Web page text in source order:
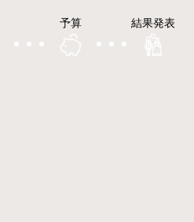
予算 結果発表